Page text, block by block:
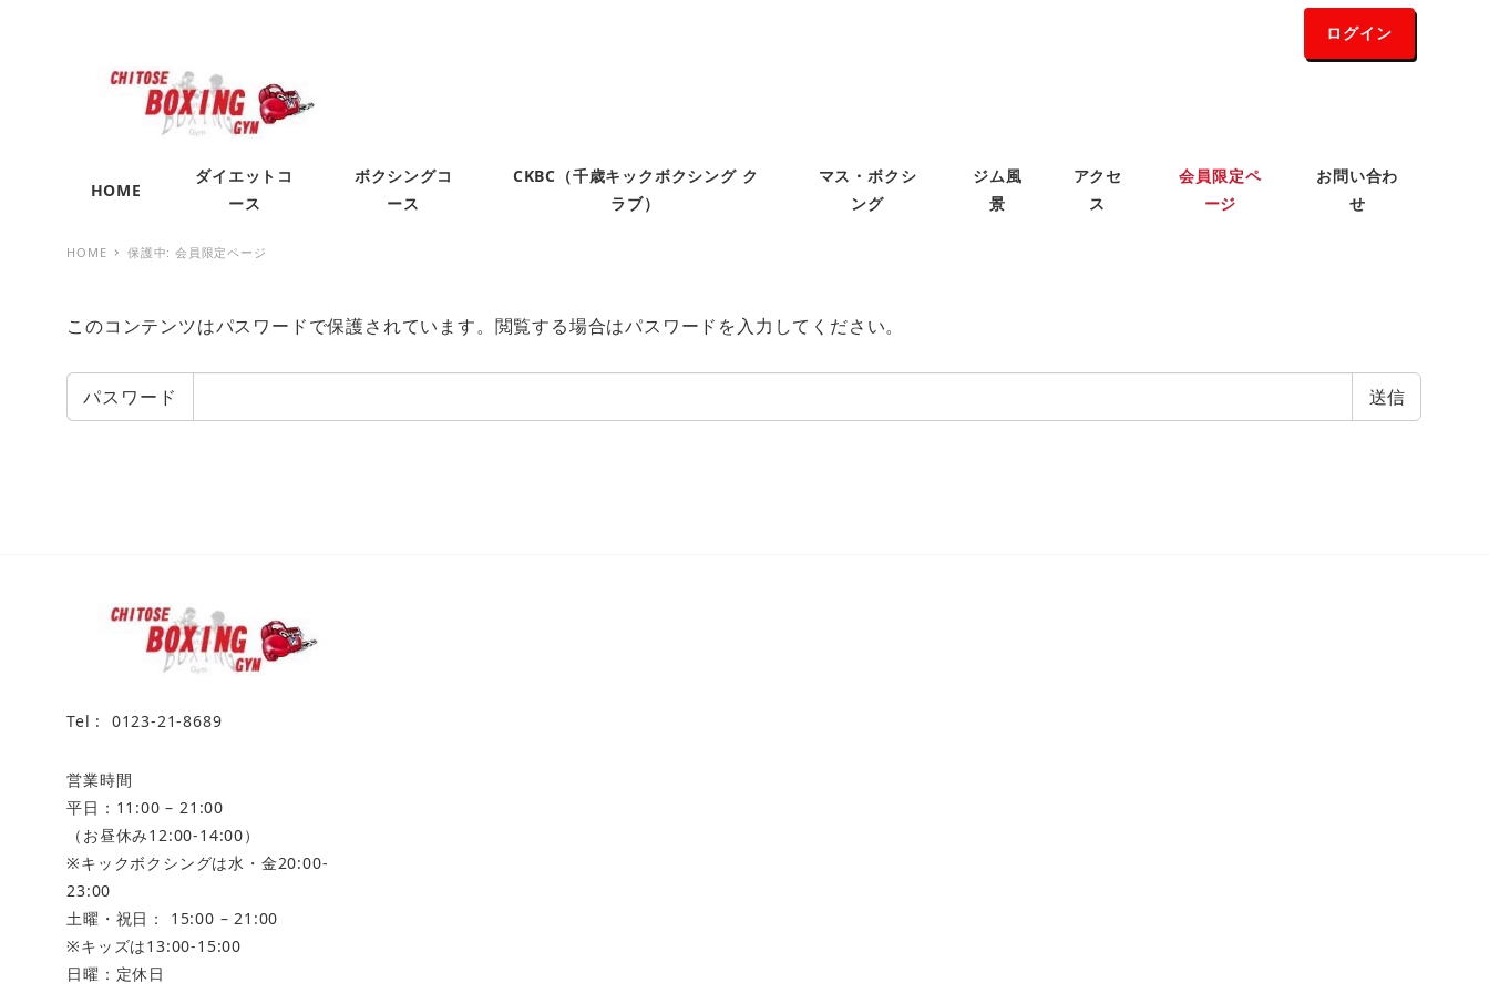
ログイン
HOME
ダイエットコ
ース
ボクシングコ
ース
CKBC（千歳キックボクシング ク
ラブ）
マス・ボクシ
ング
ジム風
景
アクセ
ス
会員限定ペ
ージ
お問い合わ
せ
HOME 保護中: 会員限定ページ
このコンテンツはパスワードで保護されています。閲覧する場合はパスワードを入力してください。
パスワード
Tel : 0123-21-8689
営業時間
平日：11:00 – 21:00
（お昼休み12:00-14:00）
※キックボクシングは水・金20:00-
23:00
土曜・祝日： 15:00 – 21:00
※キッズは13:00-15:00
日曜：定休日